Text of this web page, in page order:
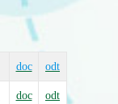
doc odt
doc odt